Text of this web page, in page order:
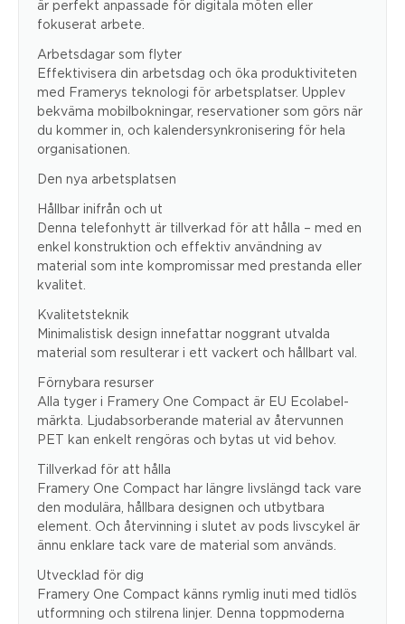
är perfekt anpassade för digitala möten eller
fokuserat arbete.
Arbetsdagar som flyter
Effektivisera din arbetsdag och öka produktiviteten
med Framerys teknologi för arbetsplatser. Upplev
bekväma mobilbokningar, reservationer som görs när
du kommer in, och kalendersynkronisering för hela
organisationen.
Den nya arbetsplatsen
Hållbar inifrån och ut
Denna telefonhytt är tillverkad för att hålla – med en
enkel konstruktion och effektiv användning av
material som inte kompromissar med prestanda eller
kvalitet.
Kvalitetsteknik
Minimalistisk design innefattar noggrant utvalda
material som resulterar i ett vackert och hållbart val.
Förnybara resurser
Alla tyger i Framery One Compact är EU Ecolabel-
märkta. Ljudabsorberande material av återvunnen
PET kan enkelt rengöras och bytas ut vid behov.
Tillverkad för att hålla
Framery One Compact har längre livslängd tack vare
den modulära, hållbara designen och utbytbara
element. Och återvinning i slutet av pods livscykel är
ännu enklare tack vare de material som används.
Utvecklad för dig
Framery One Compact känns rymlig inuti med tidlös
utformning och stilrena linjer. Denna toppmoderna